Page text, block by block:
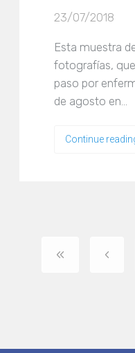
23/07/2018
Esta muestra
fotografías,
paso por
de agosto en…
Continue
« ‹